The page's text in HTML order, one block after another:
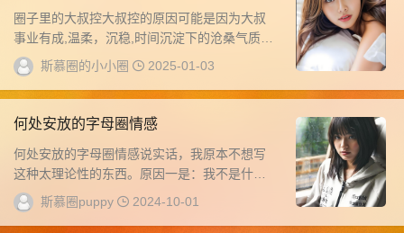
圈子里的大叔控大叔控的原因可能是因为大叔
事业有成,温柔，沉稳,时间沉淀下的沧桑气质，
30多岁保养出色的外形还是不错的年龄带来的
成...
斯慕圈的小小圈 2025-01-03
何处安放的字母圈情感
何处安放的字母圈情感说实话，我原本不想写
这种太理论性的东西。原因一是：我不是什么
业界权威人士，人微言轻；原因二是：字母圈
没有绝对...
斯慕圈puppy 2024-10-01